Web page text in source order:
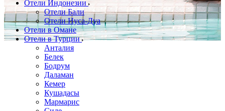
Отели Индонезии
Отели Бали
Отели Нуса-Дуа
Отели в Омане
Отели в Турции
Анталия
Белек
Бодрум
Даламан
Кемер
Кушадасы
Мармарис